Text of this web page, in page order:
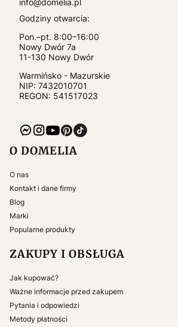
Godziny otwarcia:
Pon.–pt. 8:00–16:00
Nowy Dwór 7a
11-130 Nowy Dwór
Warmińsko - Mazurskie
NIP: 7432010701
REGON: 541517023
Linki w stopce
O DOMELIA
O nas
Kontakt i dane firmy
Blog
Marki
Popularne produkty
ZAKUPY I OBSŁUGA
Jak kupować?
Ważne informacje przed zakupem
Pytania i odpowiedzi
Metody płatności